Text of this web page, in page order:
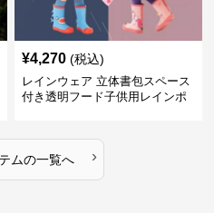
¥4,270 (税込)
レインウェア 立体書包スペース
付き透明フード子供用レインポ
ムの一覧へ ›